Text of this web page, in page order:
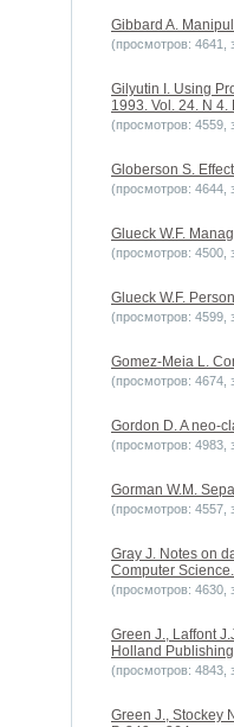
Gibbard A.
(просмотров: 4641,
Gilyutin I. Using
1993. Vol. 24. N 4.
(просмотров: 4559,
Globerson S.
(просмотров: 4644,
Glueck W.F.
(просмотров: 4500,
Glueck W.F.
(просмотров: 4599,
Gomez-Meia L.
(просмотров: 4674,
Gordon D. A neo-
(просмотров: 4983,
Gorman W.M.
(просмотров: 4557,
Gray J. Notes on
Computer
(просмотров: 4630,
Green J., Laffont
Holland
(просмотров: 4843,
Green J., Stockey